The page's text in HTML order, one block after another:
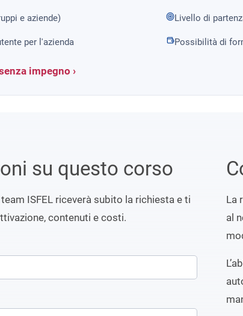
e aziende) Livello di
per l'azienda Possibilità di
impegno ›
su questo corso
ISFEL riceverà subito la richiesta e ti
contenuti e costi.
La
al